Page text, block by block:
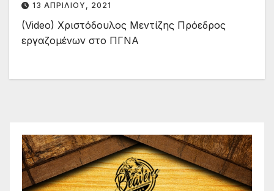
13 ΑΠΡΙΛΊΟΥ, 2021
(Video) Χριστόδουλος Μεντίζης Πρόεδρος
εργαζομένων στο ΠΓΝΑ